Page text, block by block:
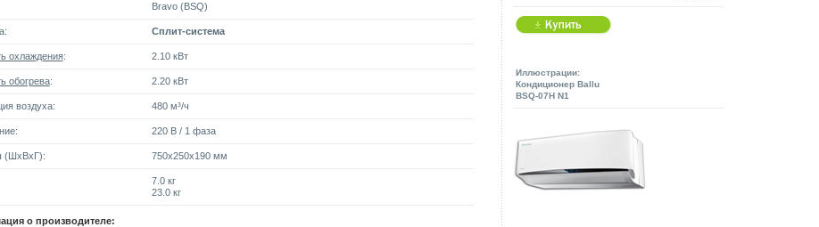
Bravo (BSQ)
Сплит-система
охлаждения: 2.10 кВт
обогрева: 2.20 кВт
воздуха: 480 м³/ч
220 В / 1 фаза
(ШxВxГ): 750x250x190 мм
7.0 кг
23.0 кг
о производителе:
Иллюстрации:
Кондиционер Ballu
BSQ-07H N1